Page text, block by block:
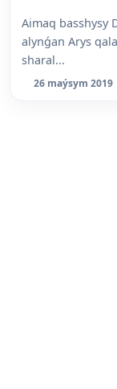
Aimaq basshysy
alynǵan Arys
sharal...
26 maýsym 2019